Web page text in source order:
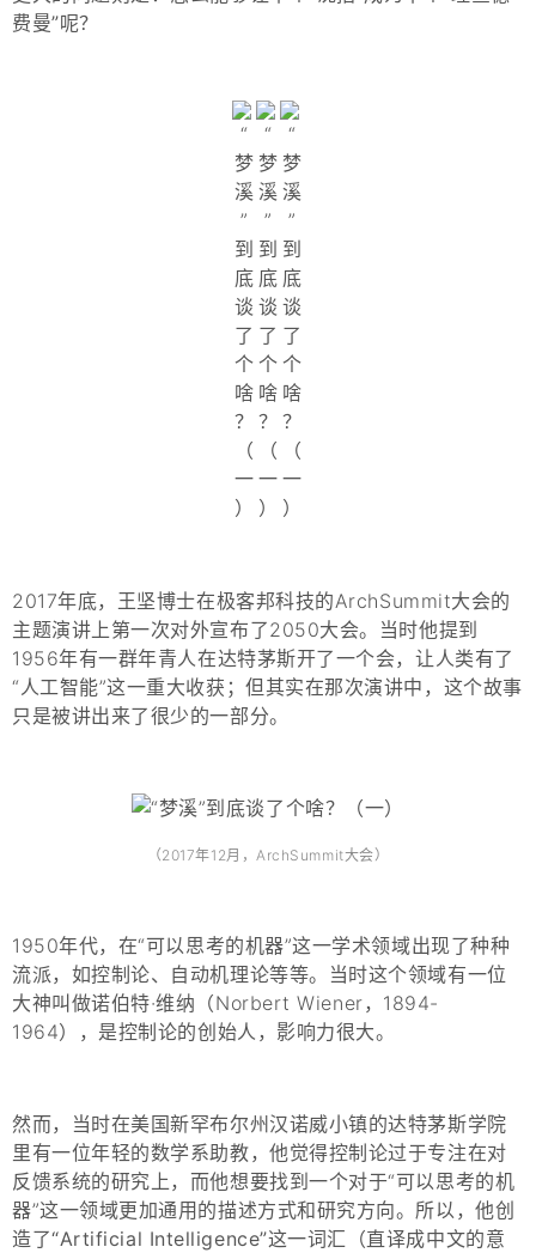
费曼”呢？
2017年底，王坚博士在极客邦科技的ArchSummit大会的
主题演讲上第一次对外宣布了2050大会。当时他提到
1956年有一群年青人在达特茅斯开了一个会，让人类有了
“人工智能”这一重大收获；但其实在那次演讲中，这个故事
只是被讲出来了很少的一部分。
（2017年12月，ArchSummit大会）
1950年代，在“可以思考的机器”这一学术领域出现了种种
流派，如控制论、自动机理论等等。当时这个领域有一位
大神叫做诺伯特·维纳（Norbert Wiener，1894-
1964），是控制论的创始人，影响力很大。
然而，当时在美国新罕布尔州汉诺威小镇的达特茅斯学院
里有一位年轻的数学系助教，他觉得控制论过于专注在对
反馈系统的研究上，而他想要找到一个对于“可以思考的机
器”这一领域更加通用的描述方式和研究方向。 所以，他创
造了“Artificial Intelligence”这一词汇（直译成中文的意